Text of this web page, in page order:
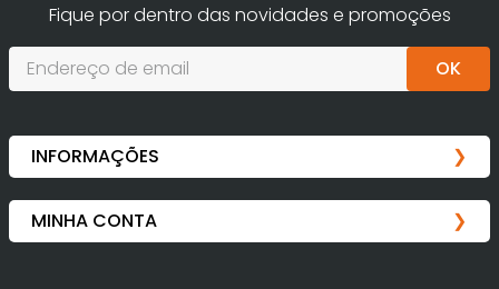
Fique por dentro das novidades e promoções
OK